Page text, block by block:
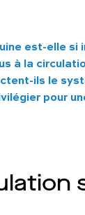
est-elle si
à la
ils le
pour